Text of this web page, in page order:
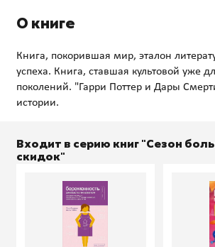
О книге
Книга, покорившая мир, эталон
успеха. Книга, ставшая культовой уже
поколений. "Гарри Поттер и Дары
Входит в серию книг "Сезон
скидок"